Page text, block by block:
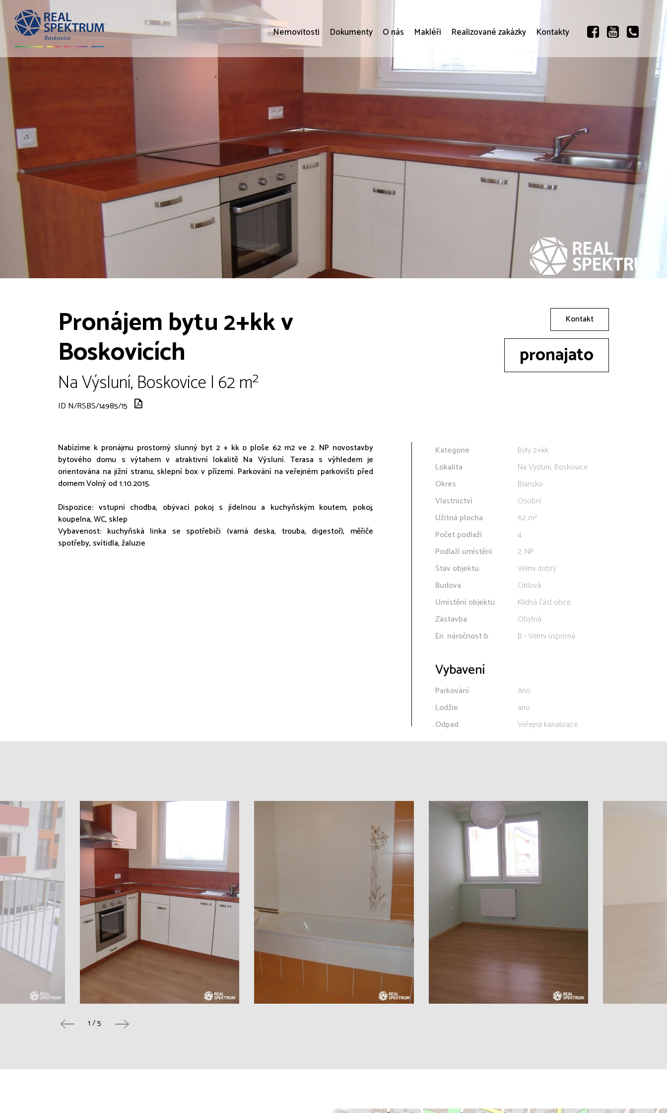
Nemovitosti Dokumenty O nás Makléři Realizované zakázky Kontakty
Pronájem bytu 2+kk v
Boskovicích
Na Výsluní, Boskovice | 62 m²
ID N/RSBS/14985/15
Kontakt
pronajato
Nabízíme k pronájmu prostorný slunný byt 2 + kk o ploše 62 m2 ve 2. NP novostavby
bytového domu s výtahem v atraktivní lokalitě Na Výsluní. Terasa s výhledem je
orientována na jižní stranu, sklepní box v přízemí. Parkování na veřejném parkovišti před
domem Volný od 1.10.2015.
Dispozice: vstupní chodba, obývací pokoj s jídelnou a kuchyňským koutem, pokoj,
koupelna, WC, sklep
Vybavenost: kuchyňská linka se spotřebiči (varná deska, trouba, digestoř), měřiče
spotřeby, svítidla, žaluzie
Kategorie
Byty 2+kk
Lokalita
Na Výsluní, Boskovice
Okres
Blansko
Vlastnictví
Osobní
Užitná plocha
62 m²
Počet podlaží
4
Podlaží umístění
2. NP
Stav objektu
Velmi dobrý
Budova
Cihlová
Umístění objektu
Klidná část obce
Zástavba
Obytná
En. náročnost b.
B - Velmi úsporná
Vybavení
Parkování
Ano
Lodžie
ano
Odpad
Veřejná kanalizace
1 / 5